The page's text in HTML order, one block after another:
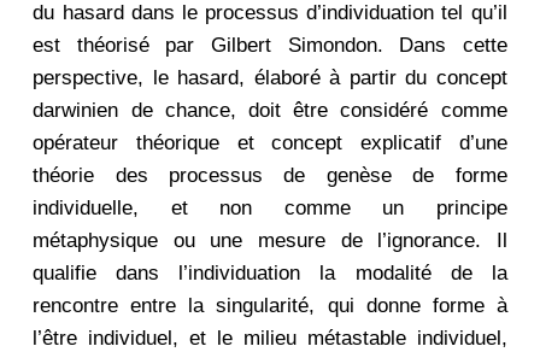
du hasard dans le processus d’individuation tel qu’il
est théorisé par Gilbert Simondon. Dans cette
perspective, le hasard, élaboré à partir du concept
darwinien de chance, doit être considéré comme
opérateur théorique et concept explicatif d’une
théorie des processus de genèse de forme
individuelle, et non comme un principe
métaphysique ou une mesure de l’ignorance. Il
qualifie dans l’individuation la modalité de la
rencontre entre la singularité, qui donne forme à
l’être individuel, et le milieu métastable individuel,